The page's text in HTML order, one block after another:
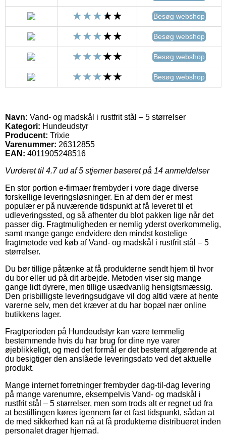
Besøg webshop
Besøg webshop
Besøg webshop
Besøg webshop
Navn: Vand- og madskål i rustfrit stål – 5 størrelser
Kategori: Hundeudstyr
Producent: Trixie
Varenummer: 26312855
EAN: 4011905248516
Vurderet til 4.7ud af 5 stjerner baseret på 14 anmeldelser
En stor portion e-firmaer frembyder i vore dage diverse
forskellige leveringsløsninger. En af dem der er mest
populær er på nuværende tidspunkt at få leveret til et
udleveringssted, og så afhenter du blot pakken lige når det
passer dig. Fragtmuligheden er nemlig yderst overkommelig,
samt mange gange endvidere den mindst kostelige
fragtmetode ved køb af Vand- og madskål i rustfrit stål – 5
størrelser.
Du bør tillige påtænke at få produkterne sendt hjem til hvor
du bor eller ud på dit arbejde. Metoden viser sig mange
gange lidt dyrere, men tillige usædvanlig hensigtsmæssig.
Den prisbilligste leveringsudgave vil dog altid være at hente
varerne selv, men det kræver at du har bopæl nær online
butikkens lager.
Fragtperioden på Hundeudstyr kan være temmelig
bestemmende hvis du har brug for dine nye varer
øjeblikkeligt, og med det formål er det bestemt afgørende at
du besigtiger den anslåede leveringsdato ved det aktuelle
produkt.
Mange internet forretninger frembyder dag-til-dag levering
på mange varenumre, eksempelvis Vand- og madskål i
rustfrit stål – 5 størrelser, men som trods alt er regnet ud fra
at bestillingen køres igennem før et fast tidspunkt, sådan at
de med sikkerhed kan nå at få produkterne distribueret inden
personalet drager hjemad.